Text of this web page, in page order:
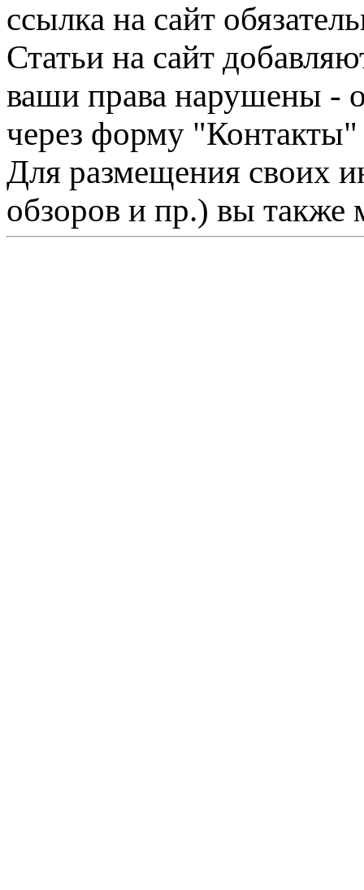
ссылка на сайт
Статьи на сайт
ваши права нарушены -
через форму "Контакты"
Для размещения своих
обзоров и пр.) вы также